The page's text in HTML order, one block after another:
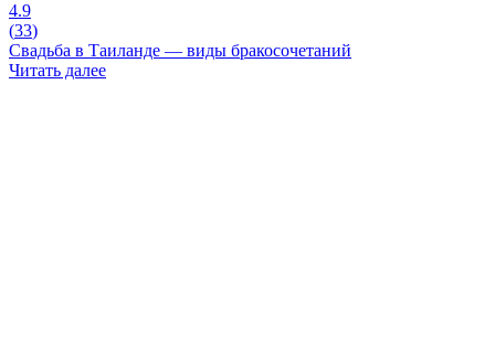
4.9
(33)
Свадьба в Таиланде — виды бракосочетаний
Читать далее